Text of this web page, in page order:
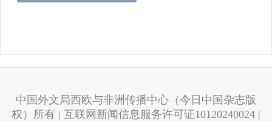
中国外文局西欧与非洲传播中心（今日中国杂志版
权）所有 | 互联网新闻信息服务许可证10120240024 |